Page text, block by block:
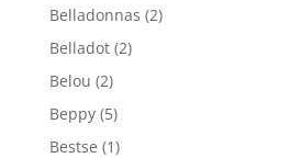
Belladonnas (2)
Belladot (2)
Belou (2)
Beppy (5)
Bestse (1)